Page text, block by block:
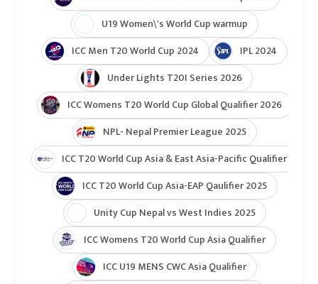
ICC Cricket World Cup League 2
Indian Premier League (IPL 2025)
ICC Women’s Under-19 T20 World Cup 2025
U19 Women\'s World Cup warmup
ICC Men T20 World Cup 2024
IPL 2024
Under Lights T20I Series 2026
ICC Womens T20 World Cup Global Qualifier 2026
NPL- Nepal Premier League 2025
ICC T20 World Cup Asia & East Asia-Pacific Qualifier
ICC T20 World Cup Asia-EAP Qaulifier 2025